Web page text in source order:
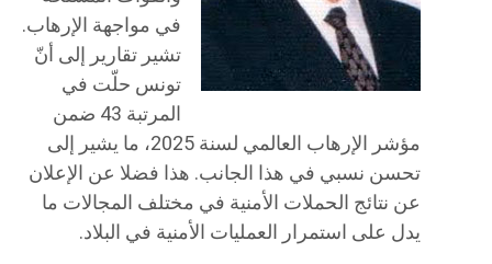
في مواجهة الإرهاب.
تشير تقارير إلى أنّ
تونس حلّت في
المرتبة 43 ضمن
مؤشر الإرهاب العالمي لسنة 2025، ما يشير إلى
تحسن نسبي في هذا الجانب. هذا فضلا عن الإعلان
عن نتائج الحملات الأمنية في مختلف المجالات ما
يدل على استمرار العمليات الأمنية في البلاد.